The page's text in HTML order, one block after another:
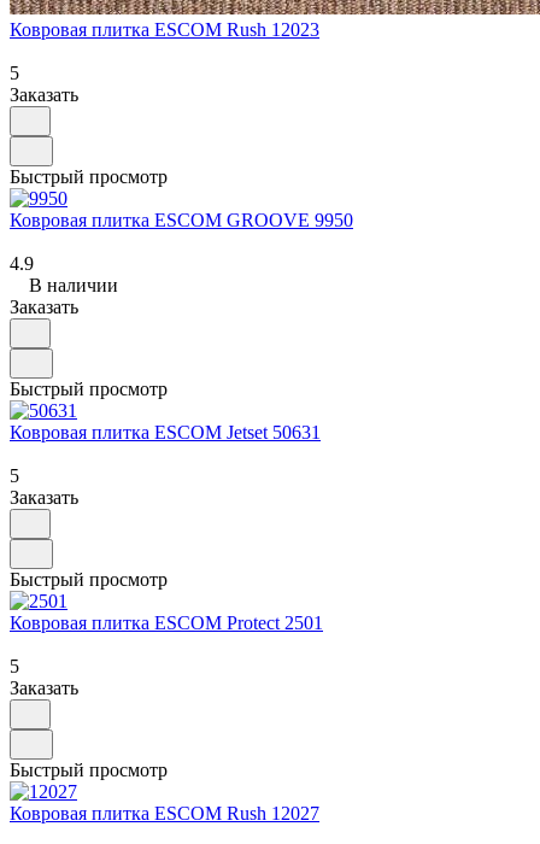
Ковровая плитка ESCOM Rush 12023
5
Заказать
Быстрый просмотр
Ковровая плитка ESCOM GROOVE 9950
4.9
В наличии
Заказать
Быстрый просмотр
Ковровая плитка ESCOM Jetset 50631
5
Заказать
Быстрый просмотр
Ковровая плитка ESCOM Protect 2501
5
Заказать
Быстрый просмотр
Ковровая плитка ESCOM Rush 12027